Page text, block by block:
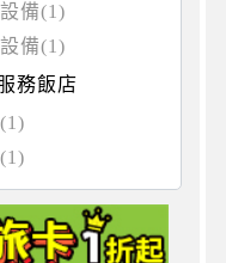
備(1)
備(1)
務飯店